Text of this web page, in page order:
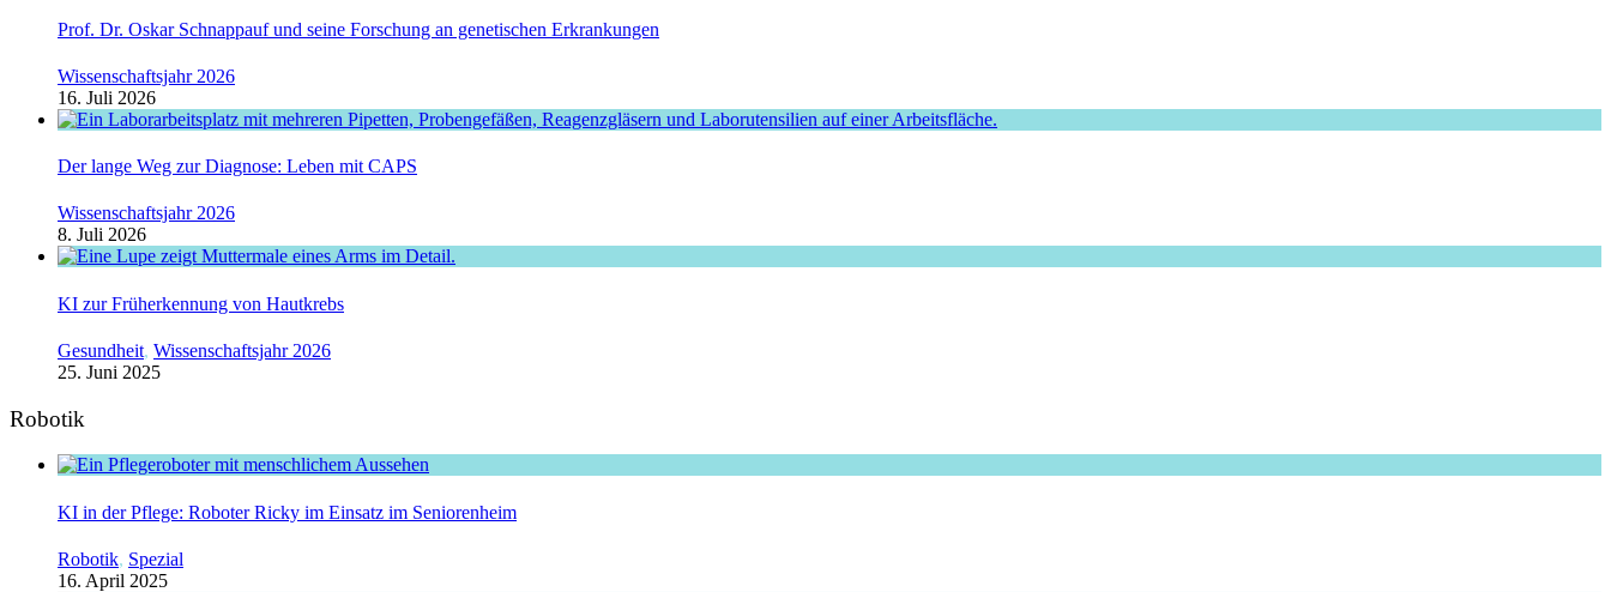
Prof. Dr. Oskar Schnappauf und seine Forschung an genetischen Erkrankungen
Wissenschaftsjahr 2026
16. Juli 2026
Der lange Weg zur Diagnose: Leben mit CAPS
Wissenschaftsjahr 2026
8. Juli 2026
KI zur Früherkennung von Hautkrebs
Gesundheit, Wissenschaftsjahr 2026
25. Juni 2025
Robotik
KI in der Pflege: Roboter Ricky im Einsatz im Seniorenheim
Robotik, Spezial
16. April 2025